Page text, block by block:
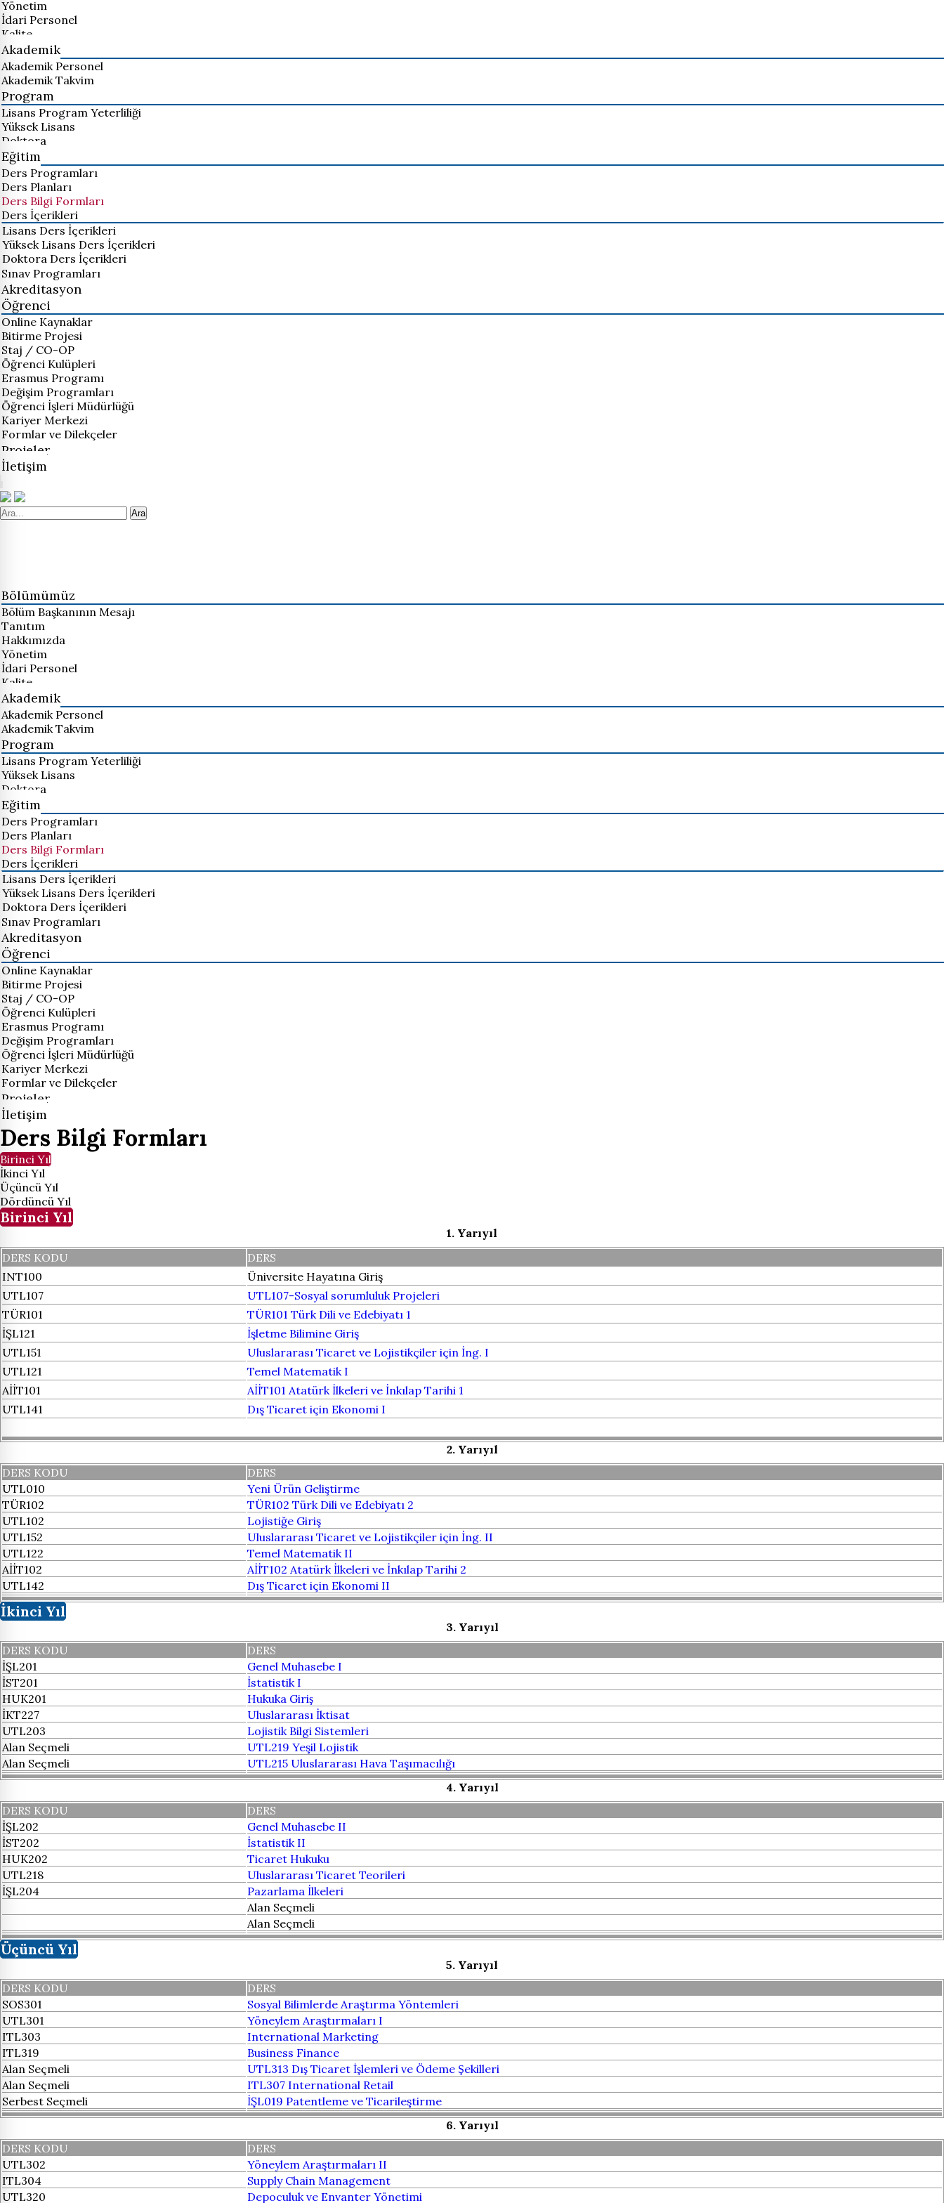
Yönetim
İdari Personel
Kalite
Akademik
Akademik Personel
Akademik Takvim
Program
Lisans Program Yeterliliği
Yüksek Lisans
Doktora
Eğitim
Ders Programları
Ders Planları
Ders Bilgi Formları
Ders İçerikleri
Lisans Ders İçerikleri
Yüksek Lisans Ders İçerikleri
Doktora Ders İçerikleri
Sınav Programları
Akreditasyon
Öğrenci
Online Kaynaklar
Bitirme Projesi
Staj / CO-OP
Öğrenci Kulüpleri
Erasmus Programı
Değişim Programları
Öğrenci İşleri Müdürlüğü
Kariyer Merkezi
Formlar ve Dilekçeler
Projeler
İletişim
Ara
Bölümümüz
Bölüm Başkanının Mesajı
Tanıtım
Hakkımızda
Yönetim
İdari Personel
Kalite
Akademik
Akademik Personel
Akademik Takvim
Program
Lisans Program Yeterliliği
Yüksek Lisans
Doktora
Eğitim
Ders Programları
Ders Planları
Ders Bilgi Formları
Ders İçerikleri
Lisans Ders İçerikleri
Yüksek Lisans Ders İçerikleri
Doktora Ders İçerikleri
Sınav Programları
Akreditasyon
Öğrenci
Online Kaynaklar
Bitirme Projesi
Staj / CO-OP
Öğrenci Kulüpleri
Erasmus Programı
Değişim Programları
Öğrenci İşleri Müdürlüğü
Kariyer Merkezi
Formlar ve Dilekçeler
Projeler
İletişim
Ders Bilgi Formları
Birinci Yıl
İkinci Yıl
Üçüncü Yıl
Dördüncü Yıl
Birinci Yıl
1. Yarıyıl
DERS KODU
DERS
INT100
Üniversite Hayatına Giriş
UTL107
UTL107-Sosyal sorumluluk Projeleri
TÜR101
TÜR101 Türk Dili ve Edebiyatı 1
İŞL121
İşletme Bilimine Giriş
UTL151
Uluslararası Ticaret ve Lojistikçiler için İng. I
UTL121
Temel Matematik I
AİİT101
AİİT101 Atatürk İlkeleri ve İnkılap Tarihi 1
UTL141
Dış Ticaret için Ekonomi I
2. Yarıyıl
DERS KODU
DERS
UTL010
Yeni Ürün Geliştirme
TÜR102
TÜR102 Türk Dili ve Edebiyatı 2
UTL102
Lojistiğe Giriş
UTL152
Uluslararası Ticaret ve Lojistikçiler için İng. II
UTL122
Temel Matematik II
AİİT102
AİİT102 Atatürk İlkeleri ve İnkılap Tarihi 2
UTL142
Dış Ticaret için Ekonomi II
İkinci Yıl
3. Yarıyıl
DERS KODU
DERS
İŞL201
Genel Muhasebe I
İST201
İstatistik I
HUK201
Hukuka Giriş
İKT227
Uluslararası İktisat
UTL203
Lojistik Bilgi Sistemleri
Alan Seçmeli
UTL219 Yeşil Lojistik
Alan Seçmeli
UTL215 Uluslararası Hava Taşımacılığı
4. Yarıyıl
DERS KODU
DERS
İŞL202
Genel Muhasebe II
İST202
İstatistik II
HUK202
Ticaret Hukuku
UTL218
Uluslararası Ticaret Teorileri
İŞL204
Pazarlama İlkeleri
Alan Seçmeli
Alan Seçmeli
Üçüncü Yıl
5. Yarıyıl
DERS KODU
DERS
SOS301
Sosyal Bilimlerde Araştırma Yöntemleri
UTL301
Yöneylem Araştırmaları I
ITL303
International Marketing
ITL319
Business Finance
Alan Seçmeli
UTL313 Dış Ticaret İşlemleri ve Ödeme Şekilleri
Alan Seçmeli
ITL307 International Retail
Serbest Seçmeli
İŞL019 Patentleme ve Ticarileştirme
6. Yarıyıl
DERS KODU
DERS
UTL302
Yöneylem Araştırmaları II
ITL304
Supply Chain Management
UTL320
Depoculuk ve Envanter Yönetimi